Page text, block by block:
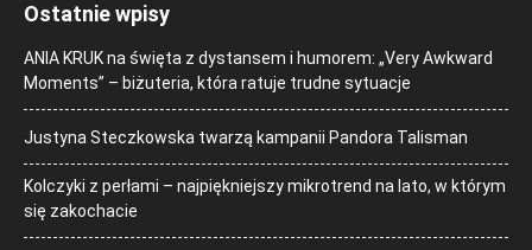
Ostatnie wpisy
ANIA KRUK na święta z dystansem i humorem: „Very Awkward
Moments” – biżuteria, która ratuje trudne sytuacje
Justyna Steczkowska twarzą kampanii Pandora Talisman
Kolczyki z perłami – najpiękniejszy mikrotrend na lato, w którym
się zakochacie